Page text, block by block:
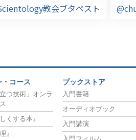
教会ブタペスト
コース
つ技術」オンラ
くする本』
』
ブックストア
入門書籍
オーディオブック
入門講演